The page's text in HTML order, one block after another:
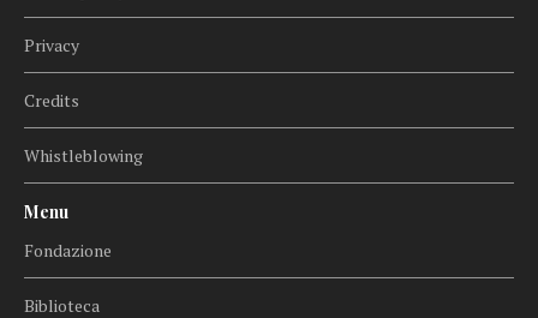
Privacy
Credits
Whistleblowing
Menu
Fondazione
Biblioteca